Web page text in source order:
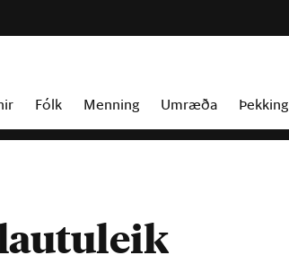
Fólk Menning Umræða Þekking